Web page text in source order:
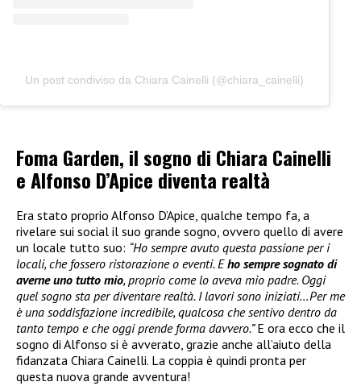
Un post condiviso da Chiara Cainelli (@chiara_cainelli)
Foma Garden, il sogno di Chiara Cainelli
e Alfonso D’Apice diventa realtà
Era stato proprio Alfonso D’Apice, qualche tempo fa, a
rivelare sui social il suo grande sogno, ovvero quello di avere
un locale tutto suo: “Ho sempre avuto questa passione per i
locali, che fossero ristorazione o eventi. Eho sempre sognato di
averne uno tutto mio, proprio come lo aveva mio padre. Oggi
quel sogno sta per diventare realtà. I lavori sono iniziati…Per me
è una soddisfazione incredibile, qualcosa che sentivo dentro da
tanto tempo e che oggi prende forma davvero.”E ora ecco che il
sogno di Alfonso si è avverato, grazie anche all’aiuto della
fidanzata Chiara Cainelli. La coppia è quindi pronta per
questa nuova grande avventura!